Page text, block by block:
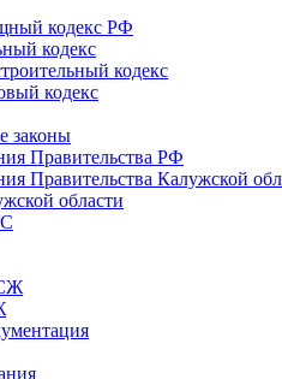
кодекс РФ
кодекс
кодекс
кодекс
законы
Правительства РФ
Правительства Калужской
области